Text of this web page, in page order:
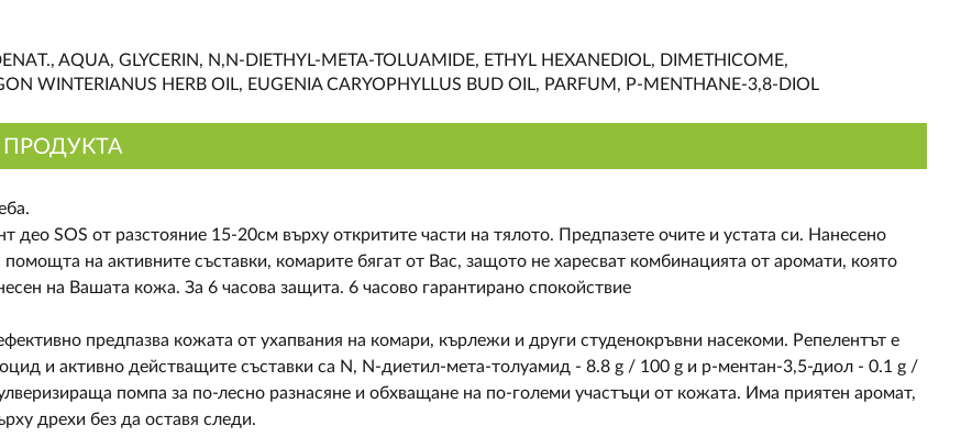
AQUA, GLYCERIN, N,N-DIETHYL-META-TOLUAMIDE, ETHYL HEXANEDIOL, DIMETHICOME,
WINTERIANUS HERB OIL, EUGENIA CARYOPHYLLUS BUD OIL, PARFUM, P-MENTHANE-3,8-DIOL
део SOS от разстояние 15-20см върху откритите части на тялото. Предпазете очите и устата си. Нанесено
на активните съставки, комарите бягат от Вас, защото не харесват комбинацията от аромати, която
на Вашата кожа. За 6 часова защита. 6 часово гарантирано спокойствие
предпазва кожата от ухапвания на комари, кърлежи и други студенокръвни насекоми. Репелентът е
и активно действащите съставки са N, N-диетил-мета-толуамид - 8.8 g / 100 g и p-ментан-3,5-диол - 0.1 g /
помпа за по-лесно разнасяне и обхващане на по-големи участъци от кожата. Има приятен аромат,
дрехи без да оставя следи.